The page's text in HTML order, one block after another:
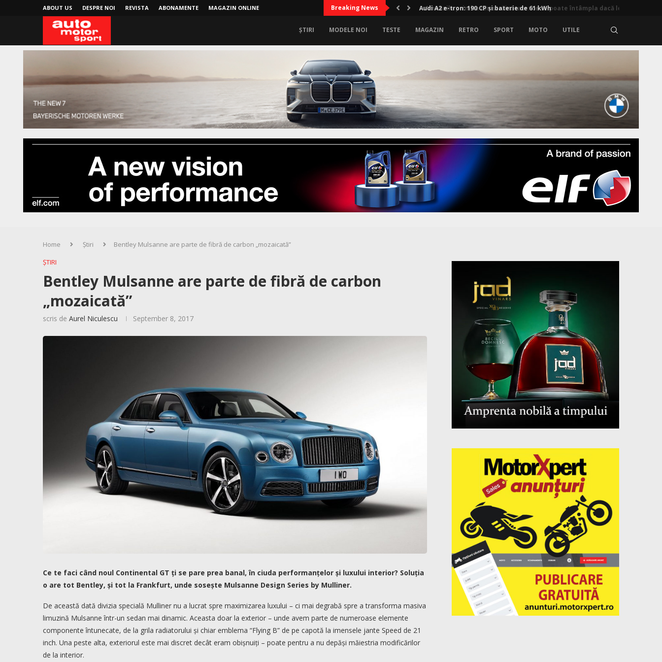
ABOUT US DESPRE NOI REVISTA ABONAMENTE MAGAZIN ONLINE Breaking News Audi A2 e-tron: 190 CP și baterie de 61 kWh
ȘTIRI MODELE NOI TESTE MAGAZIN RETRO SPORT MOTO UTILE
Home Știri
Bentley Mulsanne are parte de fibră de carbon „mozaicată”
ȘTIRI
Bentley Mulsanne are parte de fibră de carbon
„mozaicată”
scris de Aurel Niculescu September 8, 2017
Ce te faci când noul Continental GT ți se pare prea banal, în ciuda performanțelor și luxului interior? Soluția
o are tot Bentley, și tot la Frankfurt, unde sosește Mulsanne Design Series by Mulliner.
De această dată divizia specială Mulliner nu a lucrat spre maximizarea luxului – ci mai degrabă spre a transforma masiva
limuzină Mulsanne într-un sedan mai dinamic. Aceasta doar la exterior – unde avem parte de numeroase elemente
componente întunecate, de la grila radiatorului și chiar emblema “Flying B” de pe capotă la imensele jante Speed de 21
inch. Una peste alta, exteriorul este mai discret decât eram obișnuiți – poate pentru a nu depăși măiestria modificărilor
de la interior.